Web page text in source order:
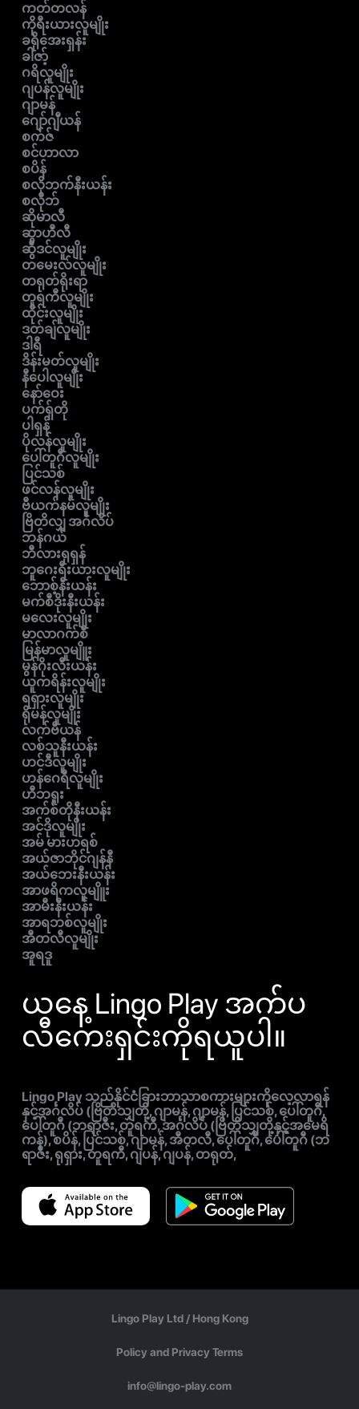
ကတ်တလန်
ကိုရီးယားလူမျိုး
ခရိုအေးရှန်း
ခါဇာ့်
ဂရိလူမျိုး
ဂျပန်လူမျိုး
ဂျာမန်
ဂျော်ဂျီယန်
စက်ဇ်
စင်ဟာလာ
စပိန်
စလိုဘက်နီးယန်း
စလိုဘ်
ဆိုမာလီ
ဆွာဟီလီ
ဆွီဒင်လူမျိုး
တမေးလ်လူမျိုး
တရုတ်ရိုးရာ
တူရကီလူမျိုး
ထိုင်းလူမျိုး
ဒတ်ချ်လူမျိုး
ဒါရီ
ဒိန်းမတ်လူမျိုး
နီပေါလူမျိုး
နော်ဝေး
ပက်ရှ်တို
ပါရှန်
ပိုလန်လူမျိုး
ပေါ်တူဂီလူမျိုး
ပြင်သစ်
ဖင်လန်လူမျိုး
ဗီယက်နမ်လူမျိုး
ဗြိတိလျှ အင်္ဂလိပ်
ဘန်ဂယ်
ဘီလားရုရှန်
ဘူဂေးရီးယားလူမျိုး
ဘောစ့်နီးယန်း
မက်စီဒိုးနီးယန်း
မလေးလူမျိုး
မာလာဂက်စီ
မြန်မာလူမျိူး
မွန်ဂိုးလီးယန်း
ယူကရိန်းလူမျိုး
ရရှားလူမျိုး
ရိုမန်လူမျိုး
လက်ဗီယန်
လစ်သူနီးယန်း
ဟင်ဒီလူမျိုး
ဟန်ဂေရီလူမျိုး
ဟီဘရူး
အက်စ်တိုနီးယန်း
အင်ဒိုလူမျိုး
အမ် မားဟရစ်
အယ်ဇာဘိုင်ဂျန်နီ
အယ်ဘေးနီးယန်း
အာဖရိကလူမျိူး
အာမီးနီးယန်း
အာရဘစ်လူမျိုး
အီတလီလူမျိုး
အူရဒူ
ယနေ့ Lingo Play အက်ပ
လီကေးရှင်းကိုရယူပါ။
Lingo Play သည်နိုင်ငံခြားဘာသာစကားများကိုလေ့လာရန်
နှင့်အင်္ဂလိပ် (ဗြိတိသျှတို့, ဂျာမန်, ဂျာမန်, ပြင်သစ်, ပေါ်တူဂီ,
ပေါ်တူဂီ (ဘရာဇီး, တူရကီ, အင်္ဂလိပ် (ဗြိတိသျှတို့နှင့်အမေရိ
ကန်), စပိန်, ပြင်သစ်, ဂျာမန်, အီတလီ, ပေါ်တူဂီ, ပေါ်တူဂီ (ဘ
ရာဇီး, ရုရှား, တူရကီ, ဂျပန်, ဂျပန်, တရုတ်,
Lingo Play Ltd / Hong Kong
Policy and Privacy Terms
info@lingo-play.com